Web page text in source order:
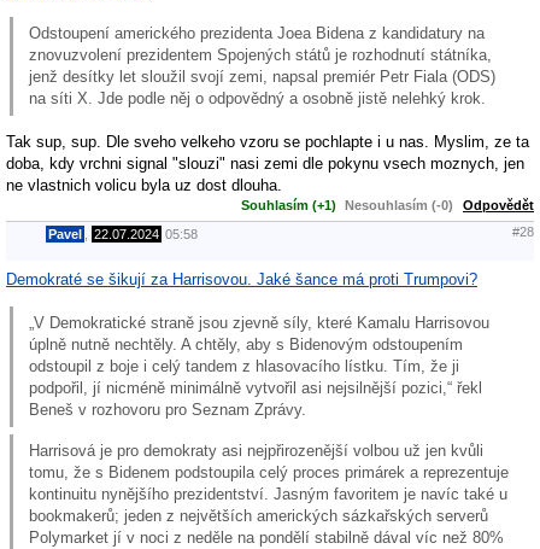
Odstoupení amerického prezidenta Joea Bidena z kandidatury na
znovuzvolení prezidentem Spojených států je rozhodnutí státníka,
jenž desítky let sloužil svojí zemi, napsal premiér Petr Fiala (ODS)
na síti X. Jde podle něj o odpovědný a osobně jistě nelehký krok.
Tak sup, sup. Dle sveho velkeho vzoru se pochlapte i u nas. Myslim, ze ta
doba, kdy vrchni signal "slouzi" nasi zemi dle pokynu vsech moznych, jen
ne vlastnich volicu byla uz dost dlouha.
Souhlasím (+1) Nesouhlasím (-0) Odpovědět
Pavel 22.07.2024 05:58 #28
Demokraté se šikují za Harrisovou. Jaké šance má proti Trumpovi?
„V Demokratické straně jsou zjevně síly, které Kamalu Harrisovou
úplně nutně nechtěly. A chtěly, aby s Bidenovým odstoupením
odstoupil z boje i celý tandem z hlasovacího lístku. Tím, že ji
podpořil, jí nicméně minimálně vytvořil asi nejsilnější pozici,“ řekl
Beneš v rozhovoru pro Seznam Zprávy.
Harrisová je pro demokraty asi nejpřirozenější volbou už jen kvůli
tomu, že s Bidenem podstoupila celý proces primárek a reprezentuje
kontinuitu nynějšího prezidentství. Jasným favoritem je navíc také u
bookmakerů; jeden z největších amerických sázkařských serverů
Polymarket jí v noci z neděle na pondělí stabilně dával víc než 80%